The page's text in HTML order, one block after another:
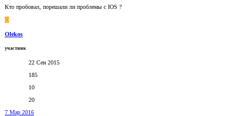
Кто пробовал, порешали ли проблемы с IOS ?
O
Olekos
участник
22 Сен 2015
185
10
20
7 Мар 2016